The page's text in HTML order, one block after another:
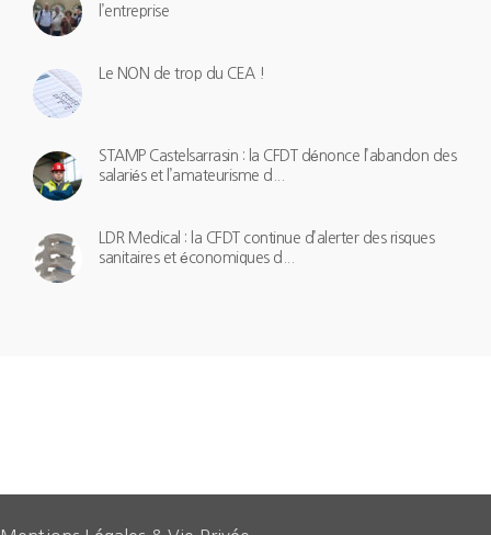
l’entreprise
Le NON de trop du CEA !
STAMP Castelsarrasin : la CFDT dénonce l’abandon des
salariés et l’amateurisme d...
LDR Medical : la CFDT continue d’alerter des risques
sanitaires et économiques d...